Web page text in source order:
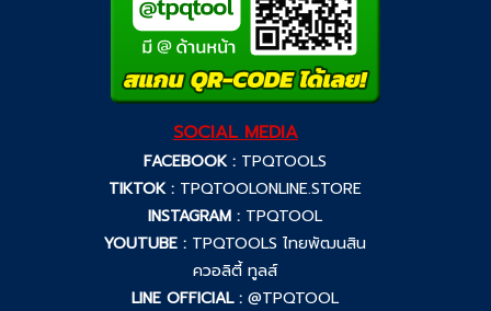
SOCIAL MEDIA
FACEBOOK : TPQTOOLS
TIKTOK : TPQTOOLONLINE.STORE
INSTAGRAM : TPQTOOL
YOUTUBE : TPQTOOLS ไทยพัฒนสิน
ควอลิตี้ ทูลส์
LINE OFFICIAL : @TPQTOOL